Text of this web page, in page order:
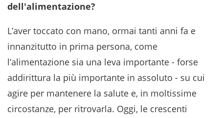
dell'alimentazione?
L’aver toccato con mano, ormai tanti anni fa e
innanzitutto in prima persona, come
l’alimentazione sia una leva importante - forse
addirittura la più importante in assoluto - su cui
agire per mantenere la salute e, in moltissime
circostanze, per ritrovarla. Oggi, le crescenti